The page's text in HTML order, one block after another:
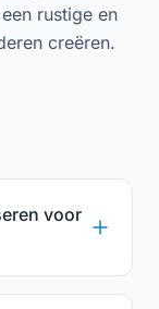
rustige en
creëren.
voor